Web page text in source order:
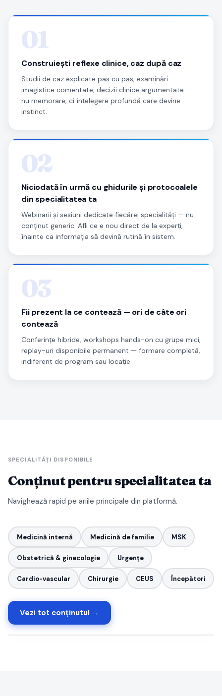
01
Construiești reflexe clinice, caz după caz
Studii de caz explicate pas cu pas, examinări
imagistice comentate, decizii clinice argumentate —
nu memorare, ci înțelegere profundă care devine
instinct.
02
Niciodată în urmă cu ghidurile și protocoalele
din specialitatea ta
Webinarii și sesiuni dedicate fiecărei specialități — nu
conținut generic. Afli ce e nou direct de la experți,
înainte ca informația să devină rutină în sistem.
03
Fii prezent la ce contează — ori de câte ori
contează
Conferințe hibride, workshops hands-on cu grupe mici,
replay-uri disponibile permanent — formare completă,
indiferent de program sau locație.
SPECIALITĂȚI DISPONIBILE
Conținut pentru specialitatea ta
Navighează rapid pe ariile principale din platformă.
Medicină internă Medicină de familie MSK
Obstetrică & ginecologie Urgențe
Cardio-vascular Chirurgie CEUS Începători
Vezi tot conținutul →